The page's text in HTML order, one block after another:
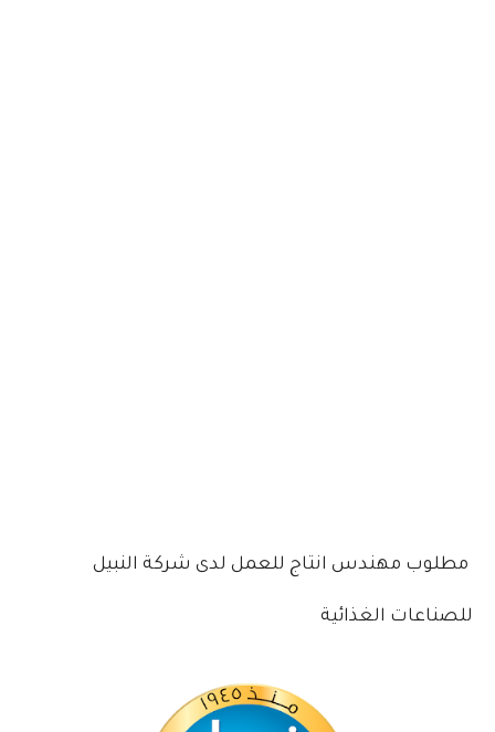
مطلوب مهندس انتاج للعمل لدى شركة النبيل
للصناعات الغذائية